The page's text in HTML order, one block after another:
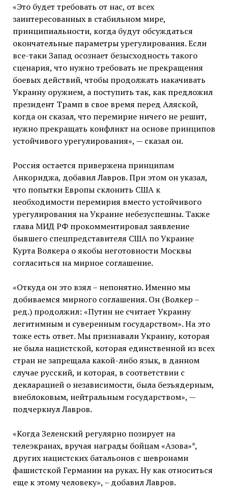
«Это будет требовать от нас, от всех
заинтересованных в стабильном мире,
принципиальности, когда будут обсуждаться
окончательные параметры урегулирования. Если
все-таки Запад осознает безысходность такого
сценария, что нужно требовать не прекращения
боевых действий, чтобы продолжать накачивать
Украину оружием, а поступить так, как предложил
президент Трамп в свое время перед Аляской,
когда он сказал, что перемирие ничего не решит,
нужно прекращать конфликт на основе принципов
устойчивого урегулирования», — сказал он.
Россия остается привержена принципам
Анкориджа, добавил Лавров. При этом он указал,
что попытки Европы склонить США к
необходимости перемирия вместо устойчивого
урегулирования на Украине небезуспешны. Также
глава МИД РФ прокомментировал заявление
бывшего спецпредставителя США по Украине
Курта Волкера о якобы неготовности Москвы
согласиться на мирное соглашение.
«Откуда он это взял – непонятно. Именно мы
добиваемся мирного соглашения. Он (Волкер –
ред.) продолжил: «Путин не считает Украину
легитимным и суверенным государством». На это
тоже есть ответ. Мы признавали Украину, которая
не была нацистской, которая единственной из всех
стран не запрещала какой-либо язык, в данном
случае русский, и которая, в соответствии с
декларацией о независимости, была безъядерным,
внеблоковым, нейтральным государством», —
подчеркнул Лавров.
«Когда Зеленский регулярно позирует на
телеэкранах, вручая награды бойцам «Азова»*,
других нацистских батальонов с шевронами
фашистской Германии на руках. Ну как относиться
еще к этому человеку», – добавил Лавров.